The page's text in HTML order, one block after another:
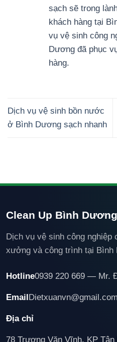
sạch sẽ trong
khách hàng tại
vụ vệ sinh công
Dương đã phục
hàng.
Dịch vụ vệ sinh bồn nước
ở Bình Dương sạch nhanh
Clean Up Bình Dương
Dịch vụ vệ sinh công nghiệp
xưởng và công trình tại Bình
Hotline0939 220 669 — Mr.
Email Dietxuanvn@gmail.com
Địa chỉ
78 Trương Văn Vĩnh, KP